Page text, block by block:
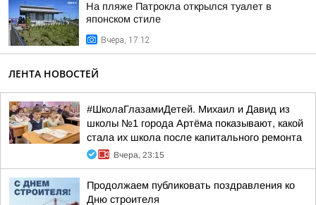
На пляже Патрокла открылся туалет в
японском стиле
Вчера, 17:12
ЛЕНТА НОВОСТЕЙ
#ШколаГлазамиДетей. Михаил и Давид из
школы №1 города Артёма показывают, какой
стала их школа после капитального ремонта
Вчера, 23:15
Продолжаем публиковать поздравления ко
Дню строителя